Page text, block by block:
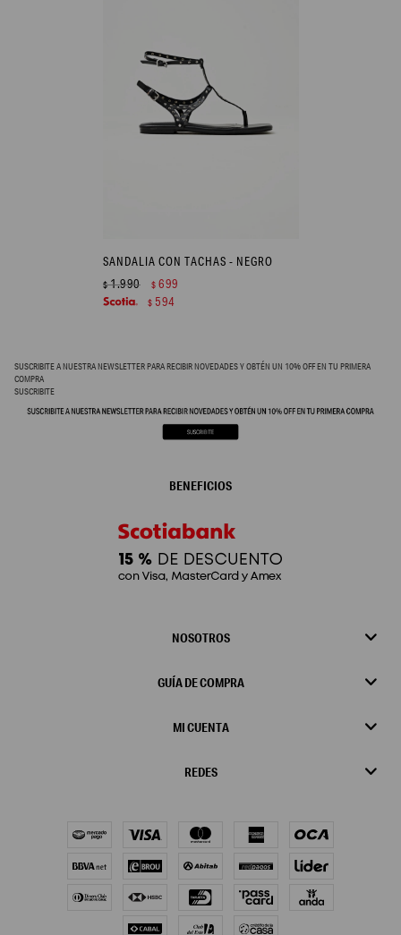
SANDALIA CON TACHAS - NEGRO
$1.990 $ 699
$ 594
SUSCRIBITE A NUESTRA NEWSLETTER PARA RECIBIR NOVEDADES Y OBTÉN UN 10% OFF EN TU PRIMERA
COMPRA
SUSCRIBITE
NOSOTROS
GUÍA DE COMPRA
MI CUENTA
REDES
BENEFICIOS